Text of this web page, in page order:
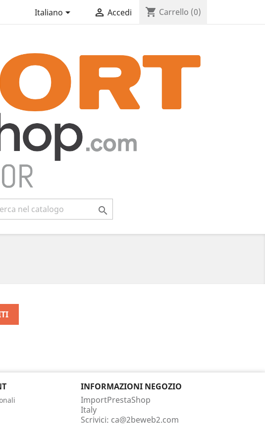
Italiano  Accedi shopping_cart Carrello (0)

INFORMAZIONI NEGOZIO
ImportPrestaShop
Italy
Scrivici: ca@2beweb2.com